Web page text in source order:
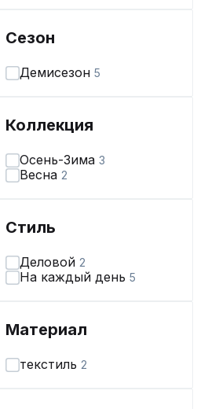
Сезон
Демисезон 5
Коллекция
Осень-Зима 3
Весна 2
Стиль
Деловой 2
На каждый день 5
Материал
текстиль 2